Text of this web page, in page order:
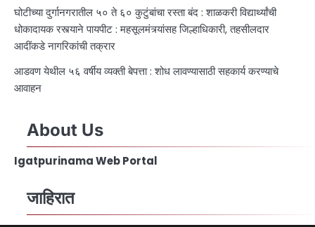
घोटीच्या दुर्गानगरातील ५० ते ६० कुटुंबांचा रस्ता बंद : शाळकरी विद्यार्थ्यांची
धोकादायक रस्त्याने पायपीट : महसूलमंत्र्यांसह जिल्हाधिकारी, तहसीलदार
आदींकडे नागरिकांची तक्रार
आडवण येथील ५६ वर्षीय व्यक्ती बेपत्ता : शोध लावण्यासाठी सहकार्य करण्याचे
आवाहन
About Us
Igatpurinama Web Portal
जाहिरात